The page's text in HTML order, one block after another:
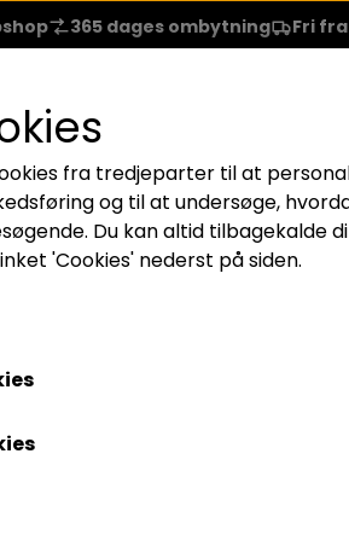
365 dages ombytning Fri
ACCESSORIES
BØRSTER
GAVESÆT
THERAPIST REFILL
fra tredjeparter til at
og til at undersøge,
Du kan altid tilbagekalde
'Cookies' nederst på siden.